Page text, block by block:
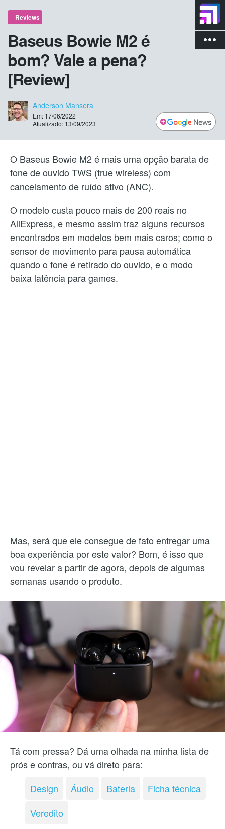
more_vert
Reviews
Baseus Bowie M2 é
bom? Vale a pena?
[Review]
Anderson Mansera
Em: 17/06/2022
Atualizado: 13/09/2023
O Baseus Bowie M2 é mais uma opção barata de
fone de ouvido TWS (true wireless) com
cancelamento de ruído ativo (ANC).
O modelo custa pouco mais de 200 reais no
AliExpress, e mesmo assim traz alguns recursos
encontrados em modelos bem mais caros; como o
sensor de movimento para pausa automática
quando o fone é retirado do ouvido, e o modo
baixa latência para games.
Mas, será que ele consegue de fato entregar uma
boa experiência por este valor? Bom, é isso que
vou revelar a partir de agora, depois de algumas
semanas usando o produto.
Tá com pressa? Dá uma olhada na minha lista de
prós e contras, ou vá direto para:
Design
Áudio Bateria
Ficha técnica
Veredito